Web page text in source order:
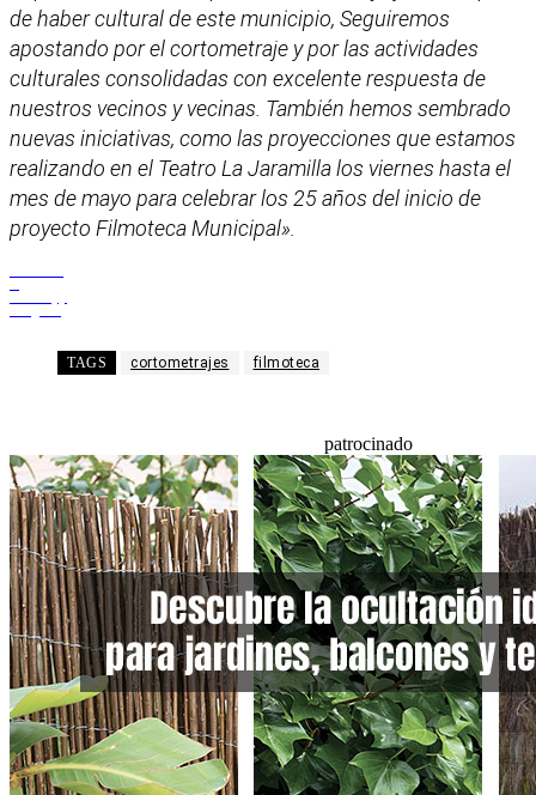
de haber cultural de este municipio, Seguiremos
apostando por el cortometraje y por las actividades
culturales consolidadas con excelente respuesta de
nuestros vecinos y vecinas. También hemos sembrado
nuevas iniciativas, como las proyecciones que estamos
realizando en el Teatro La Jaramilla los viernes hasta el
mes de mayo para celebrar los 25 años del inicio de
proyecto Filmoteca Municipal».
TAGS cortometrajes filmoteca
patrocinado